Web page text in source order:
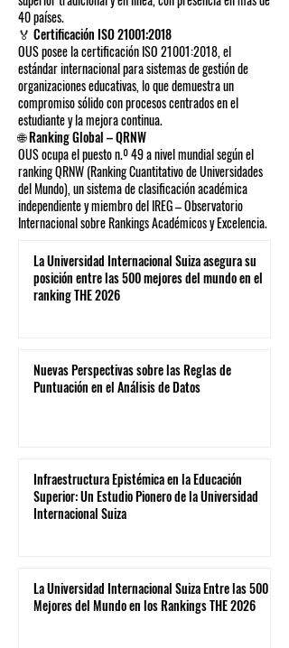
40 países.
🏅 Certificación ISO 21001:2018
OUS posee la certificación ISO 21001:2018, el
estándar internacional para sistemas de gestión de
organizaciones educativas, lo que demuestra un
compromiso sólido con procesos centrados en el
estudiante y la mejora continua.
🌐 Ranking Global – QRNW
OUS ocupa el puesto n.º 49 a nivel mundial según el
ranking QRNW (Ranking Cuantitativo de Universidades
del Mundo), un sistema de clasificación académica
independiente y miembro del IREG – Observatorio
Internacional sobre Rankings Académicos y Excelencia.
La Universidad Internacional Suiza asegura su
posición entre las 500 mejores del mundo en el
ranking THE 2026
Nuevas Perspectivas sobre las Reglas de
Puntuación en el Análisis de Datos
Infraestructura Epistémica en la Educación
Superior: Un Estudio Pionero de la Universidad
Internacional Suiza
La Universidad Internacional Suiza Entre las 500
Mejores del Mundo en los Rankings THE 2026